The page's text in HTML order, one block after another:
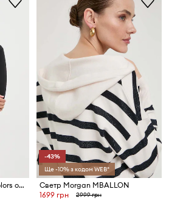
Вовняний светр United Colors of Benetton
-43%
Ще -10% з кодом WEB*
Светр Morgan MBALLON
1699 грн
2999 грн